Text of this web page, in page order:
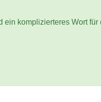
komplizierteres Wort für